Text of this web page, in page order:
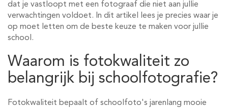
dat je vastloopt met een fotograaf die niet aan jullie
verwachtingen voldoet. In dit artikel lees je precies waar je
op moet letten om de beste keuze te maken voor jullie
school.
Waarom is fotokwaliteit zo
belangrijk bij schoolfotografie?
Fotokwaliteit bepaalt of schoolfoto's jarenlang mooie